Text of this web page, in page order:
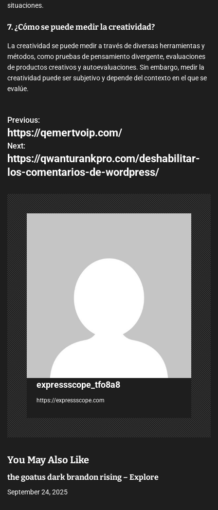
situaciones.
7. ¿Cómo se puede medir la creatividad?
La creatividad se puede medir a través de diversas herramientas y
métodos, como pruebas de pensamiento divergente, evaluaciones
de productos creativos y autoevaluaciones. Sin embargo, medir la
creatividad puede ser subjetivo y depende del contexto en el que se
evalúe.
P
o
s
t
n
a
v
i
g
a
t
i
o
n
Previous:
https://qemertvoip.com/
Next:
https://qwanturankpro.com/deshabilitar-
los-comentarios-de-wordpress/
expressscope_tfo8a8
https://expressscope.com
You May Also Like
the goatus dark brandon rising – Explore
September 24, 2025